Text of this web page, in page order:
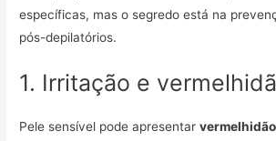
específicas, mas o segredo está na
pós-depilatórios.
1. Irritação e
Pele sensível pode apresentarvermelhidão